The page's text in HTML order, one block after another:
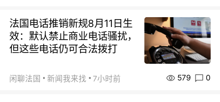
法国电话推销新规8月11日生
效：默认禁止商业电话骚扰，
但这些电话仍可合法拨打
闲聊法国 新闻我来找 7小时前 579 0